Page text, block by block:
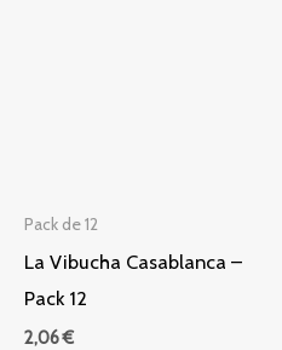
Pack de 12
La Vibucha Casablanca –
Pack 12
2,06€